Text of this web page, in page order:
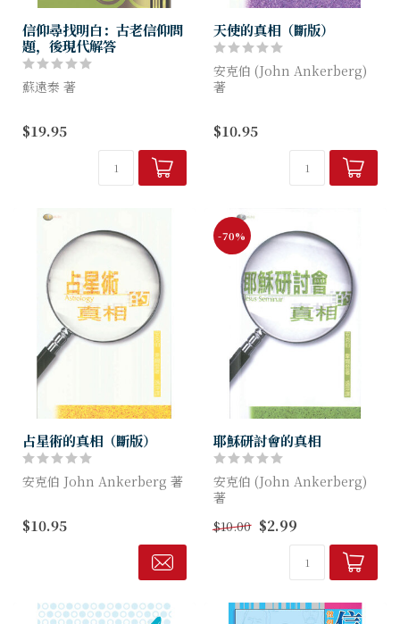
信仰尋找明白：古老信仰問
題，後現代解答
蘇遠泰 著
論篇」有8篇短文，思考聖經
權威及華人教會文化的一些課
題。第二部分「答問篇」，50
條問題從各渠道收集，道道真
$19.95
天使的真相（斷版）
安克伯 (John Ankerberg)
著
「天使」熱潮，連<時代雜誌>
也曾以「天使」為封面。該雜
誌觀察到，原來「天使」曾出
$10.95
占星術的真相（斷版）
安克伯 John Ankerberg 著
世上有多種不同的占星術，又
各有不同的論說：行星會被視
為神靈、沒有位格的天體、又
$10.95
-70%
耶穌研討會的真相
安克伯 (John Ankerberg)
著
耶穌研討會對耶穌的教導有甚
麼結論？ 高等批判是甚麼？
$10.00 $2.99